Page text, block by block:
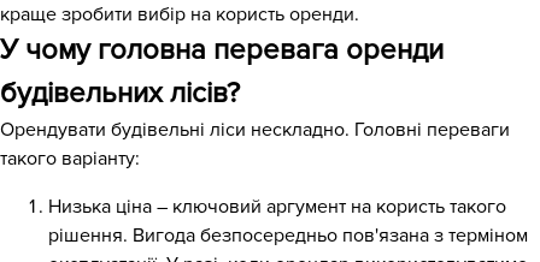
краще зробити вибір на користь оренди.
У чому головна перевага оренди
будівельних лісів?
Орендувати будівельні ліси нескладно. Головні переваги
такого варіанту:
Низька ціна – ключовий аргумент на користь такого
рішення. Вигода безпосередньо пов'язана з терміном